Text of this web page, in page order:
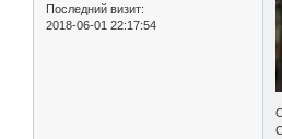
Последний визит:
2018-06-01 22:17:54